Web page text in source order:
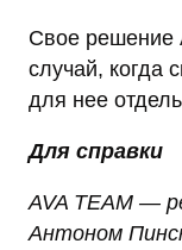
Свое решение
случай, когда
для нее
Для справки
AVA TEAM —
Антоном